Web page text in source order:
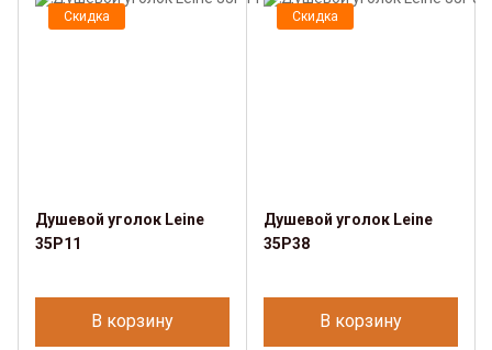
Скидка
Душевой уголок Leine
35P11
В корзину
Скидка
Душевой уголок Leine
35P38
В корзину